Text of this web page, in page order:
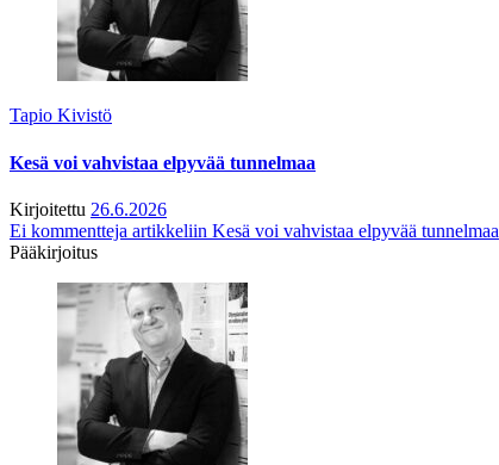
Tapio Kivistö
Kesä voi vahvistaa elpyvää tunnelmaa
Kirjoitettu 26.6.2026
Ei kommentteja artikkeliin Kesä voi vahvistaa elpyvää tunnelmaa
Pääkirjoitus